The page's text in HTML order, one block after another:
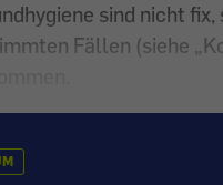
sind nicht
Fällen (siehe